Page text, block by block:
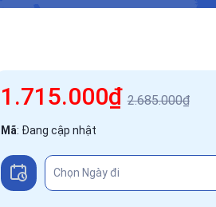
1.715.000₫2.685.000₫
Mã: Đang cập nhật